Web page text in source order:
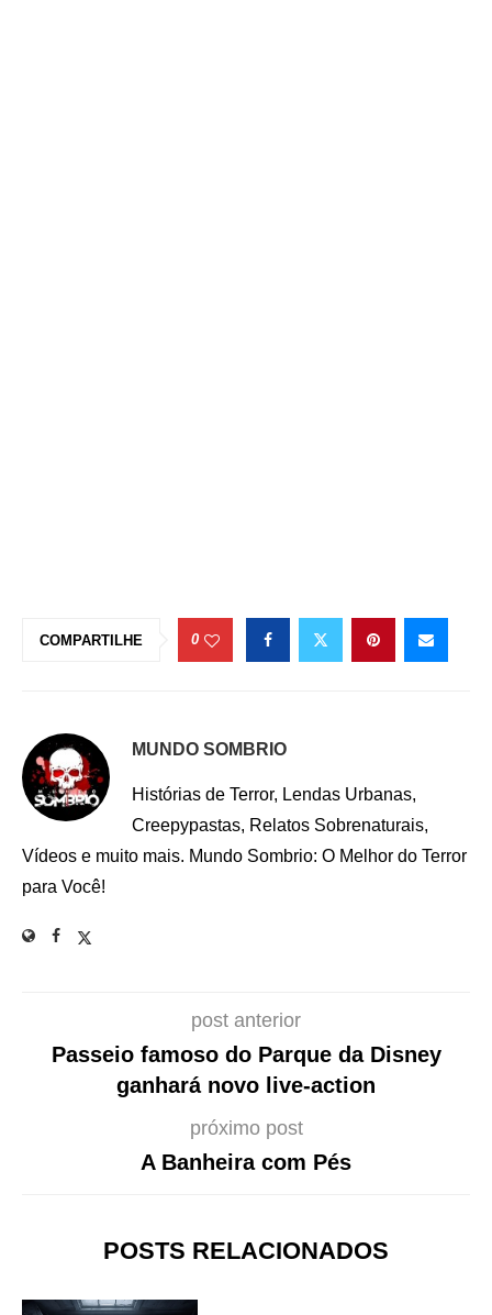
COMPARTILHE 0
MUNDO SOMBRIO
Histórias de Terror, Lendas Urbanas,
Creepypastas, Relatos Sobrenaturais,
Vídeos e muito mais. Mundo Sombrio: O Melhor do Terror
para Você!
post anterior
Passeio famoso do Parque da Disney
ganhará novo live-action
próximo post
A Banheira com Pés
POSTS RELACIONADOS